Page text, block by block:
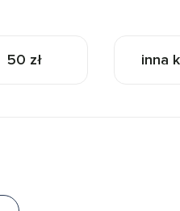
50 zł inna